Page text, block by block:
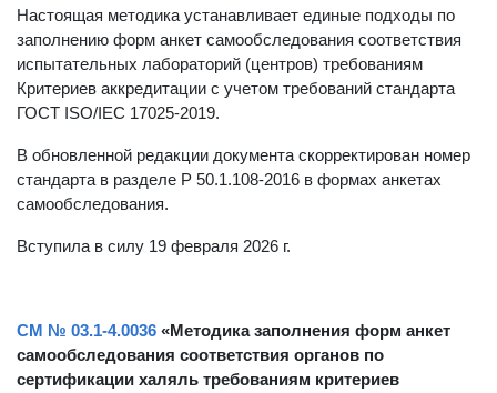
Настоящая методика устанавливает единые подходы по
заполнению форм анкет самообследования соответствия
испытательных лабораторий (центров) требованиям
Критериев аккредитации с учетом требований стандарта
ГОСТ ISO/IEC 17025-2019.
В обновленной редакции документа скорректирован номер
стандарта в разделе Р 50.1.108-2016 в формах анкетах
самообследования.
Вступила в силу 19 февраля 2026 г.
СМ № 03.1-4.0036 «Методика заполнения форм анкет
самообследования соответствия органов по
сертификации халяль требованиям критериев